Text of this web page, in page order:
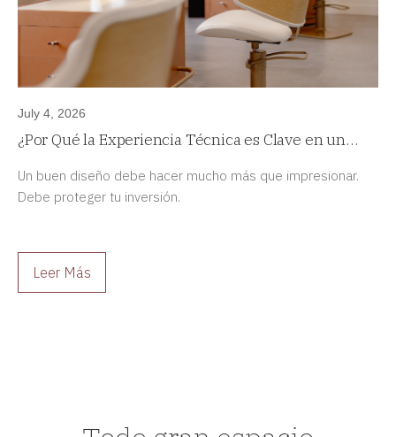
July 4, 2026
¿Por Qué la Experiencia Técnica es Clave en un
Un buen diseño debe hacer mucho más que impresionar.
Debe proteger tu inversión.
Leer Más